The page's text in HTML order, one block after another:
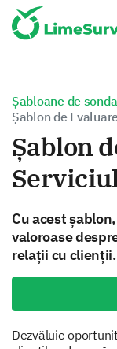
Șabloane de
Șablon de
Șablon
Cu acest
valoroase
relații cu clienții.
Dezvăluie